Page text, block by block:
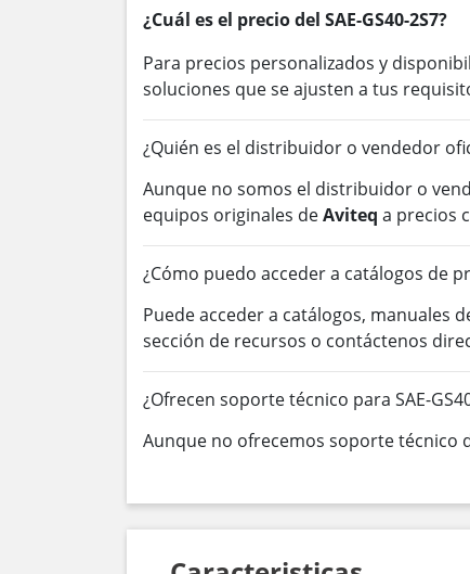
¿Cuál es el precio del SAE-GS40-2S7?
Para precios personalizados y
soluciones que se ajusten a tus
¿Quién es el distribuidor o vendedor
Aunque no somos el distribuidor o
equipos originales deAviteq a precios
¿Cómo puedo acceder a catálogos de
Puede acceder a catálogos, manuales
sección de recursos o contáctenos
¿Ofrecen soporte técnico para SAE-
Aunque no ofrecemos soporte técnico